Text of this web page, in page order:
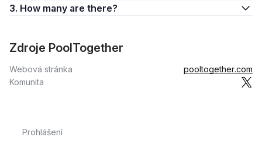
3. How many are there?
Zdroje PoolTogether
Webová stránka
pooltogether.com
Komunita
Prohlášení